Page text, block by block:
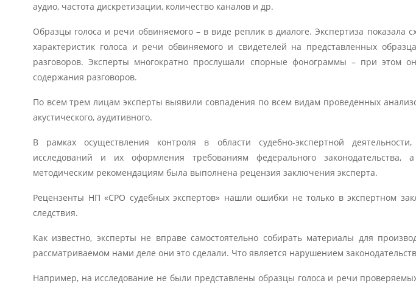
аудио, частота дискретизации, количество каналов и др.
Образцы голоса и речи обвиняемого – в виде реплик в диалоге. Экспертиза показала
характеристик голоса и речи обвиняемого и свидетелей на представленных
разговоров. Эксперты многократно прослушали спорные фонограммы – при этом
содержания разговоров.
По всем трем лицам эксперты выявили совпадения по всем видам проведенных
акустического, аудитивного.
В рамках осуществления контроля в области судебно-экспертной
исследований и их оформления требованиям федерального
методическим рекомендациям была выполнена рецензия заключения эксперта.
Рецензенты НП «СРО судебных экспертов» нашли ошибки не только в экспертном
следствия.
Как известно, эксперты не вправе самостоятельно собирать материалы для
рассматриваемом нами деле они это сделали. Что является нарушением
Например, на исследование не были представлены образцы голоса и речи